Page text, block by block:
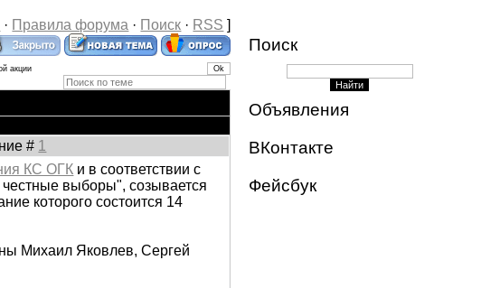
· Правила форума · Поиск · RSS ]
акции
# 1
КС ОГК и в соответствии с
выборы", созывается
которого состоится 14
Михаил Яковлев, Сергей
Поиск
Объявления
ВКонтакте
Фейсбук